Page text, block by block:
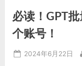
器？
来
细
介
必读！GPT
个账号！
Posted
2024年6月22日